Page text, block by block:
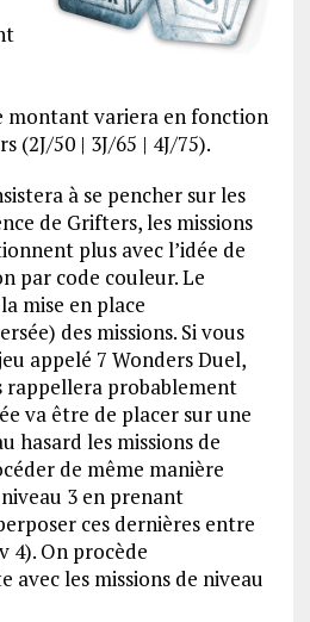
montant variera en fonction
(2J/50 | 3J/65 | 4J/75).
à se pencher sur les
de Grifters, les missions
plus avec l’idée de
par code couleur. Le
mise en place
des missions. Si vous
appelé 7 Wonders Duel,
rappellera probablement
va être de placer sur une
hasard les missions de
de même manière
3 en prenant
ces dernières entre
4). On procède
avec les missions de niveau